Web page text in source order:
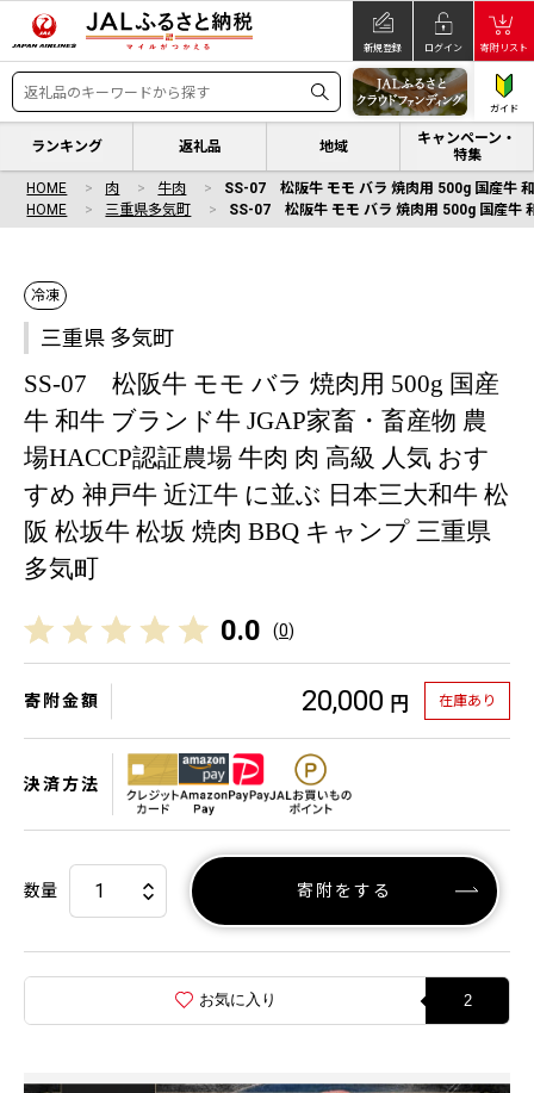
新規登録 ログイン 寄附リスト
ガイド
ランキング 返礼品 地域
キャンペーン・
特集
HOME 肉 牛肉
SS-07 松阪牛 モモ バラ 焼肉用 500g 国産牛
HOME
三重県多気町 SS-07 松阪牛 モモ バラ 焼肉用 500g 国産牛
冷凍
三重県 多気町
SS-07 松阪牛 モモ バラ 焼肉用 500g 国産
牛 和牛 ブランド牛 JGAP家畜・畜産物 農
場HACCP認証農場 牛肉 肉 高級 人気 おす
すめ 神戸牛 近江牛 に並ぶ 日本三大和牛 松
阪 松坂牛 松坂 焼肉 BBQ キャンプ 三重県
多気町
0.0 (0)
寄附金額 20,000 円 在庫あり
決済方法
数量 寄附をする
お気に入り 2